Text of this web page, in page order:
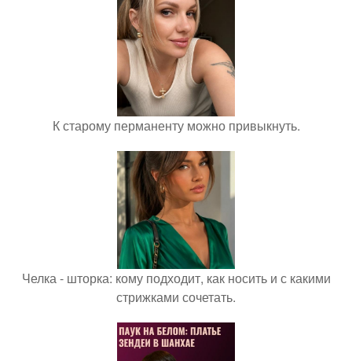
К старому перманенту можно привыкнуть.
Челка - шторка: кому подходит, как носить и с какими
стрижками сочетать.